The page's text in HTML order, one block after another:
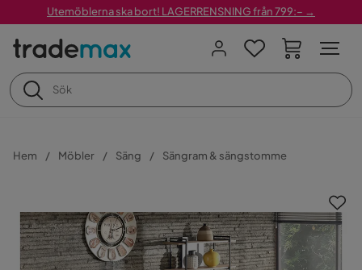
Utemöblerna ska bort! LAGERRENSNING från 799:– →
Hem Möbler Säng Sängram & sängstomme